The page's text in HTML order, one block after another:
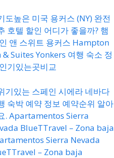
도높은 미국 용커스 (NY) 완전
호텔 할인 어디가 좋을까? 햄
앤 스위트 용커스 Hampton
& Suites Yonkers 여행 숙소 정
기있는곳비교
기있는 스페인 시에라 네바다
숙박 예약 정보 예약순위 알아
. Apartamentos Sierra
BlueTTravel – Zona baja
Sierra Nevada
– Zona baja